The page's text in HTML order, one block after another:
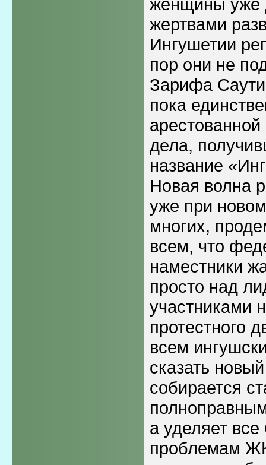
жертвами
Ингушетии
пор они не
Зарифа
пока
арестованной
дела,
название
Новая волна
уже при
многих,
всем, что
наместники
просто над
участниками
протестного
всем
сказать
собирается
а уделяет
проблемам